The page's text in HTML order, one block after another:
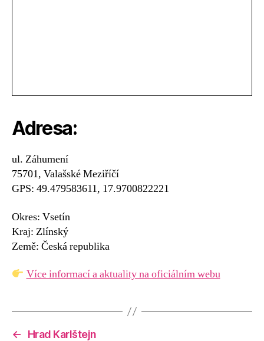
Adresa:
ul. Záhumení
75701, Valašské Meziříčí
GPS: 49.479583611, 17.9700822221
Okres: Vsetín
Kraj: Zlínský
Země: Česká republika
Více informací a aktuality na oficiálním webu
←
Hrad Karlštejn